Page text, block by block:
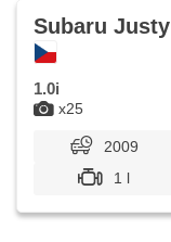
x25
Subaru Justy
1.0i
2009
1 l